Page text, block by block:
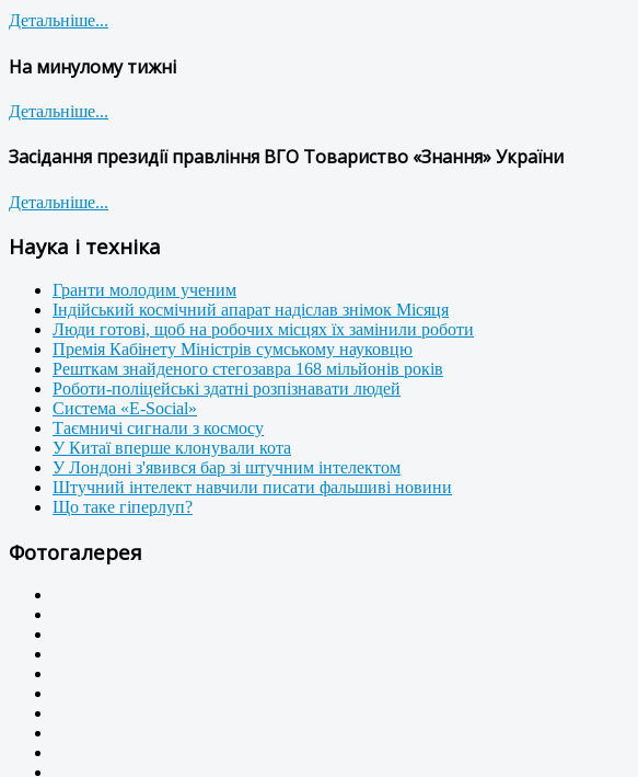
Детальніше...
На минулому тижні
Детальніше...
Засідання президії правління ВГО Товариство «Знання» України
Детальніше...
Наука і техніка
Гранти молодим ученим
Індійський космічний апарат надіслав знімок Місяця
Люди готові, щоб на робочих місцях їх замінили роботи
Премія Кабінету Міністрів сумському науковцю
Решткам знайденого стегозавра 168 мільйонів років
Роботи-поліцейські здатні розпізнавати людей
Система «E-Social»
Таємничі сигнали з космосу
У Китаї вперше клонували кота
У Лондоні з'явився бар зі штучним інтелектом
Штучний інтелект навчили писати фальшиві новини
Що таке гіперлуп?
Фотогалерея